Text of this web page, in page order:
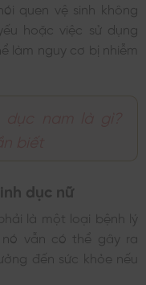
quen vệ sinh không
hoặc việc sử dụng
làm nguy cơ bị nhiễm
dục nữ
là một loại bệnh lý
nó vẫn có thể gây ra
đến sức khỏe nếu